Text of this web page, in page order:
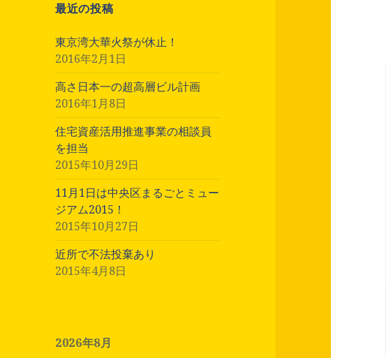
最近の投稿
東京湾大華火祭が休止！
2016年2月1日
高さ日本一の超高層ビル計画
2016年1月8日
住宅資産活用推進事業の相談員
を担当
2015年10月29日
11月1日は中央区まるごとミュー
ジアム2015！
2015年10月27日
近所で不法投棄あり
2015年4月8日
2026年8月